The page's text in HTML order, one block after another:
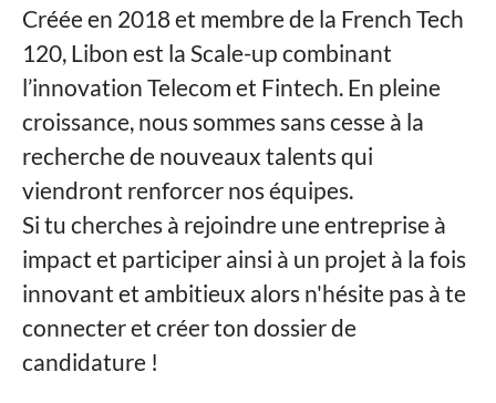
Créée en 2018 et membre de la French Tech
120, Libon est la Scale-up combinant
l’innovation Telecom et Fintech. En pleine
croissance, nous sommes sans cesse à la
recherche de nouveaux talents qui
viendront renforcer nos équipes.
Si tu cherches à rejoindre une entreprise à
impact et participer ainsi à un projet à la fois
innovant et ambitieux alors n'hésite pas à te
connecter et créer ton dossier de
candidature !